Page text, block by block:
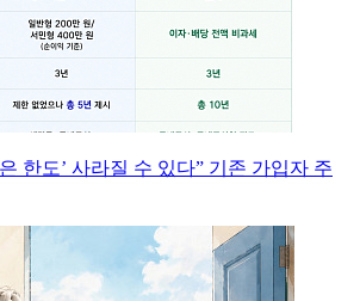
한도’ 사라질 수 있다” 기존 가입자 주